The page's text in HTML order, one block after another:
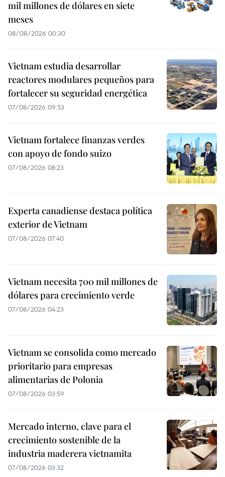
mil millones de dólares en siete
meses
08/08/2026 00:30
Vietnam estudia desarrollar
reactores modulares pequeños para
fortalecer su seguridad energética
07/08/2026 09:53
Vietnam fortalece finanzas verdes
con apoyo de fondo suizo
07/08/2026 08:23
Experta canadiense destaca política
exterior de Vietnam
07/08/2026 07:40
Vietnam necesita 700 mil millones de
dólares para crecimiento verde
07/08/2026 04:23
Vietnam se consolida como mercado
prioritario para empresas
alimentarias de Polonia
07/08/2026 03:59
Mercado interno, clave para el
crecimiento sostenible de la
industria maderera vietnamita
07/08/2026 03:32